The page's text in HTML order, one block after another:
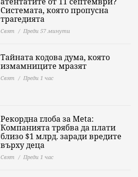
Системата, която пропусна
трагедията
Свят Преди 57 минути
Тайната кодова дума, която
измамниците мразят
Свят Преди 1 час
Рекордна глоба за Meta:
Компанията трябва да плати
близо $1 млрд. заради вредите
върху деца
Свят Преди 1 час